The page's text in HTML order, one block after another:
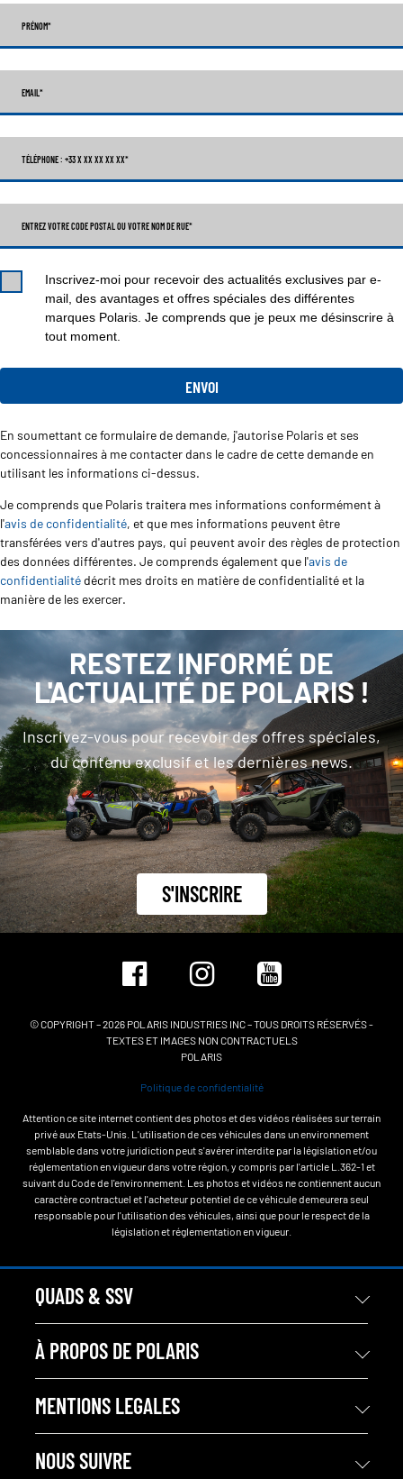
PRÉNOM*
EMAIL*
TÉLÉPHONE : +33 X XX XX XX XX*
ENTREZ VOTRE CODE POSTAL OU VOTRE NOM DE RUE*
Inscrivez-moi pour recevoir des actualités exclusives par e-
mail, des avantages et offres spéciales des différentes
marques Polaris. Je comprends que je peux me désinscrire à
tout moment.
En soumettant ce formulaire de demande, j'autorise Polaris et ses
concessionnaires à me contacter dans le cadre de cette demande en
utilisant les informations ci-dessus.
Je comprends que Polaris traitera mes informations conformément à
l'avis de confidentialité, et que mes informations peuvent être
transférées vers d'autres pays, qui peuvent avoir des règles de protection
des données différentes. Je comprends également que l'avis de
confidentialité décrit mes droits en matière de confidentialité et la
manière de les exercer.
RESTEZ INFORMÉ DE
L'ACTUALITÉ DE POLARIS !
Inscrivez-vous pour recevoir des offres spéciales,
du contenu exclusif et les dernières news.
S'INSCRIRE
© COPYRIGHT – 2026 POLARIS INDUSTRIES INC – TOUS DROITS RÉSERVÉS -
TEXTES ET IMAGES NON CONTRACTUELS
POLARIS
Politique de confidentialité
Attention ce site internet contient des photos et des vidéos réalisées sur terrain
privé aux Etats-Unis. L'utilisation de ces véhicules dans un environnement
semblable dans votre juridiction peut s'avérer interdite par la législation et/ou
réglementation en vigueur dans votre région, y compris par l'article L.362-1 et
suivant du Code de l'environnement. Les photos et vidéos ne contiennent aucun
caractère contractuel et l'acheteur potentiel de ce véhicule demeurera seul
responsable pour l'utilisation des véhicules, ainsi que pour le respect de la
législation et réglementation en vigueur.
QUADS & SSV
À PROPOS DE POLARIS
MENTIONS LEGALES
NOUS SUIVRE